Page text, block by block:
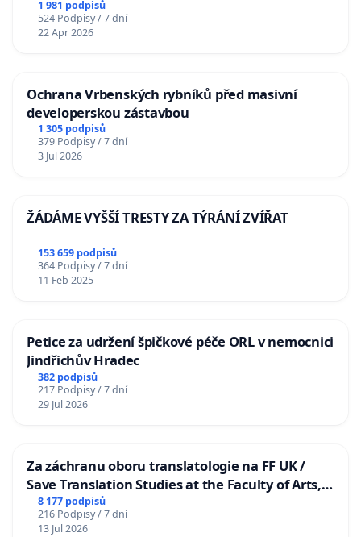
1 981 podpisů
524 Podpisy / 7 dní
22 Apr 2026
Ochrana Vrbenských rybníků před masivní
developerskou zástavbou
1 305 podpisů
379 Podpisy / 7 dní
3 Jul 2026
ŽÁDÁME VYŠŠÍ TRESTY ZA TÝRÁNÍ ZVÍŘAT
153 659 podpisů
364 Podpisy / 7 dní
11 Feb 2025
Petice za udržení špičkové péče ORL v nemocnici
Jindřichův Hradec
382 podpisů
217 Podpisy / 7 dní
29 Jul 2026
Za záchranu oboru translatologie na FF UK /
Save Translation Studies at the Faculty of Arts,
Charles University
8 177 podpisů
216 Podpisy / 7 dní
13 Jul 2026